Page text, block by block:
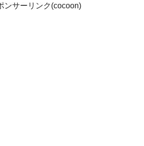
ンサーリンク(cocoon)